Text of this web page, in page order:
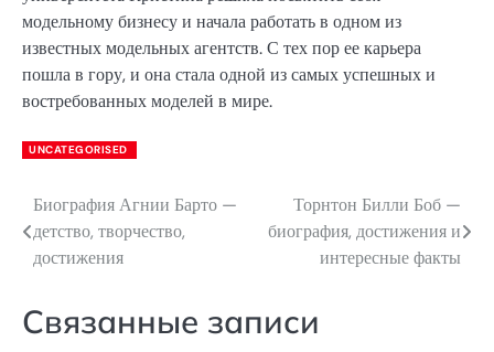
модельному бизнесу и начала работать в одном из
известных модельных агентств. С тех пор ее карьера
пошла в гору, и она стала одной из самых успешных и
востребованных моделей в мире.
UNCATEGORISED
Навигация
по
Биография Агнии Барто —
детство, творчество,
достижения
Торнтон Билли Боб —
биография, достижения и
интересные факты
Связанные записи